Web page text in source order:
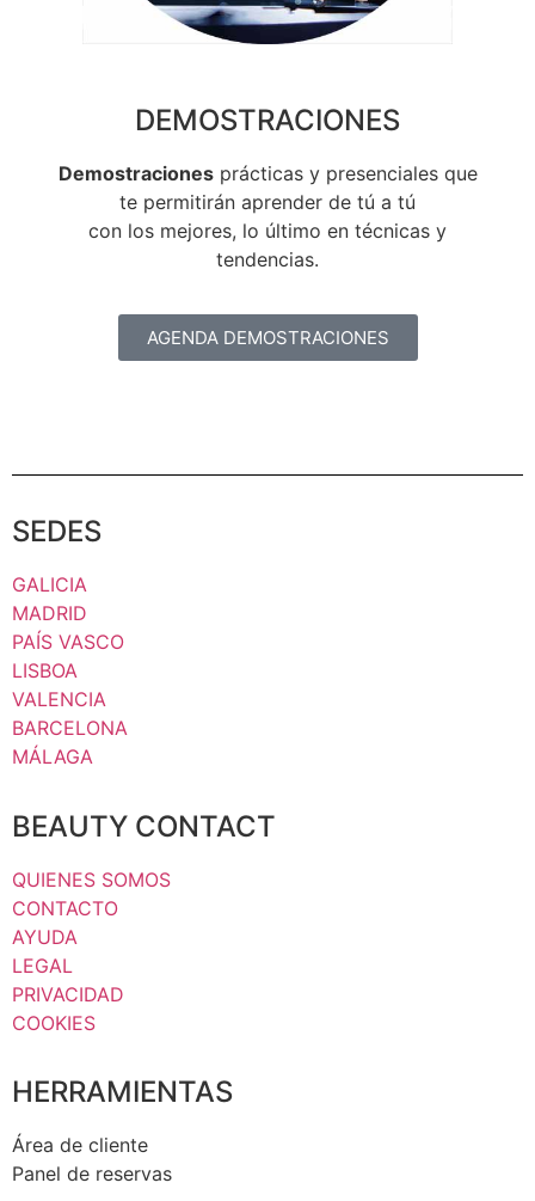
DEMOSTRACIONES
Demostracionesprácticas y presenciales que
te permitirán aprender de tú a tú
con los mejores, lo último en técnicas y
tendencias.
AGENDA DEMOSTRACIONES
SEDES
GALICIA
MADRID
PAÍS VASCO
LISBOA
VALENCIA
BARCELONA
MÁLAGA
BEAUTY CONTACT
QUIENES SOMOS
CONTACTO
AYUDA
LEGAL
PRIVACIDAD
COOKIES
HERRAMIENTAS
Área de cliente
Panel de reservas